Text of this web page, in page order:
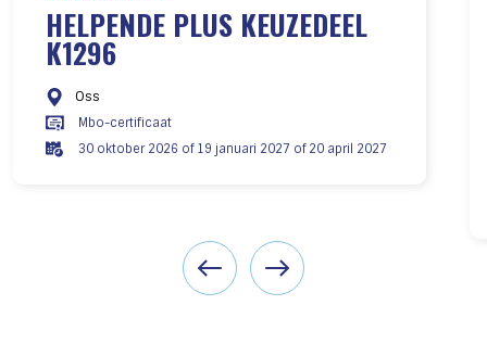
HELPENDE PLUS KEUZEDEEL
K1296
Oss
Mbo-certificaat
30 oktober 2026 of 19 januari 2027 of 20 april 2027